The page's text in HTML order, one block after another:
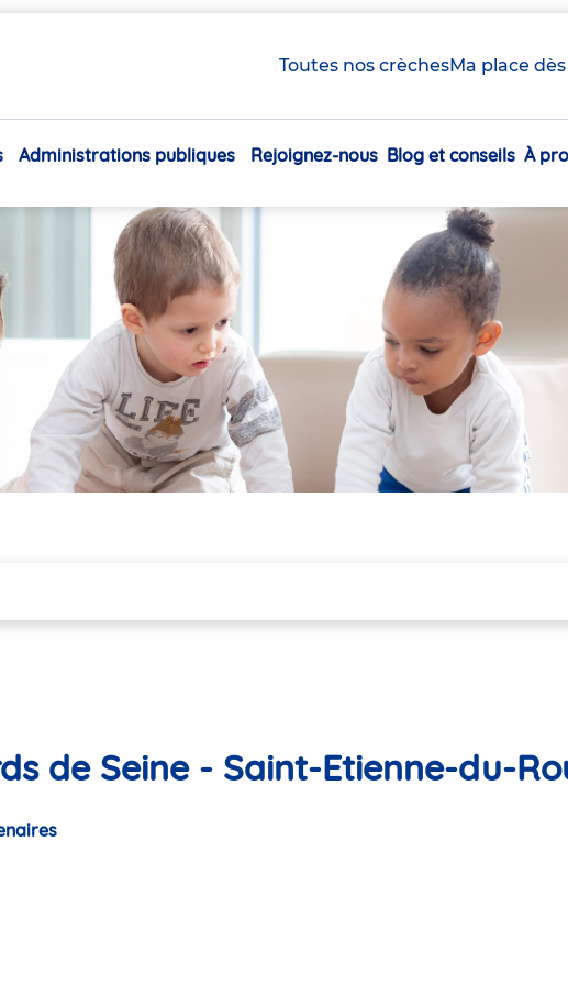
Toutes nos crèchesMa place
Navigation
Administrations publiques Rejoignez-nous Blog et conseils À
de Seine - Saint-Etienne-du-